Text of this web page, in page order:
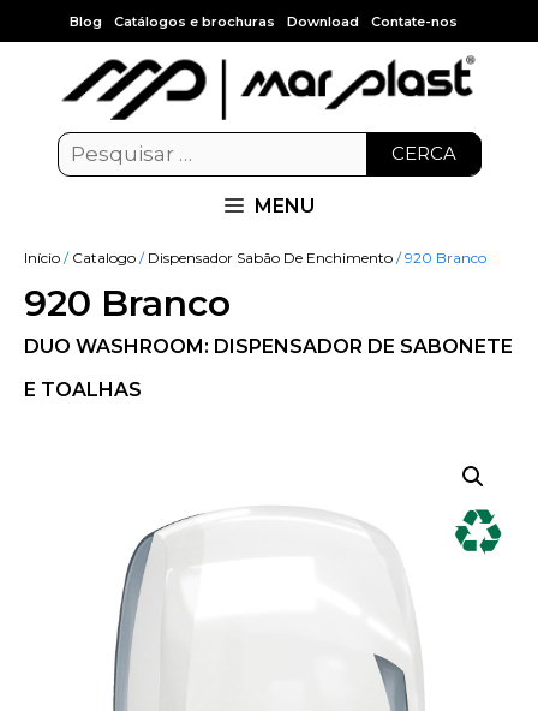
Blog Catálogos e brochuras Download Contate-nos
CERCA
MENU
Início / Catalogo / Dispensador Sabão De Enchimento / 920 Branco
920 Branco
DUO WASHROOM: DISPENSADOR DE SABONETE
E TOALHAS